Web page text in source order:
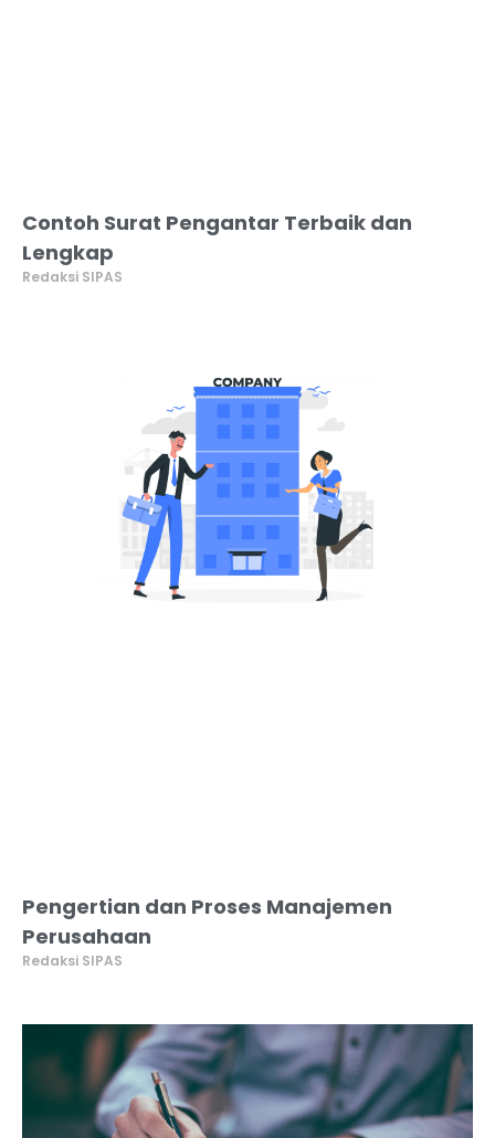
Contoh Surat Pengantar Terbaik dan
Lengkap
Redaksi SIPAS
Pengertian dan Proses Manajemen
Perusahaan
Redaksi SIPAS